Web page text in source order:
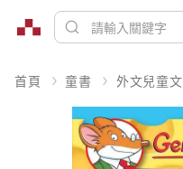
首頁 童書 外文兒童